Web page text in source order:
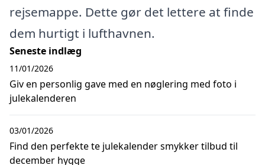
rejsemappe. Dette gør det lettere at finde
dem hurtigt i lufthavnen.
Seneste indlæg
Giv en personlig gave med en nøglering med foto i
julekalenderen
11/01/2026
Find den perfekte te julekalender smykker tilbud til
december hygge
03/01/2026